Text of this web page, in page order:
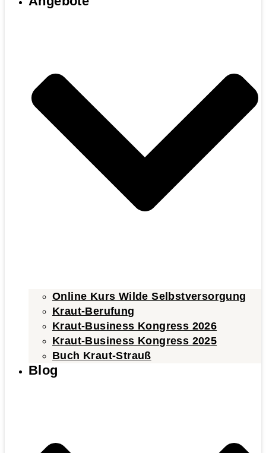
Online Kurs Wilde Selbstversorgung
Kraut-Berufung
Kraut-Business Kongress 2026
Kraut-Business Kongress 2025
Buch Kraut-Strauß
Blog